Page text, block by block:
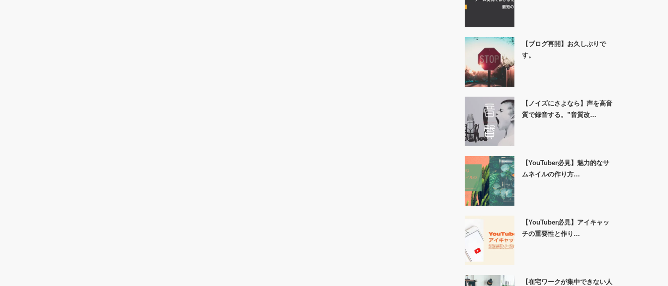
【ブログ再開】お久しぶりで
す。
【ノイズにさよなら】声を高音
質で録音する。”音質改…
【YouTuber必見】魅力的なサ
ムネイルの作り方…
【YouTuber必見】アイキャッ
チの重要性と作り…
【在宅ワークが集中できない人